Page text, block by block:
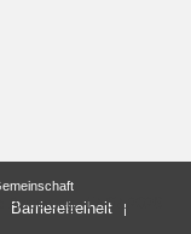
Änderung: 17.07.2026
Barrierefreiheit